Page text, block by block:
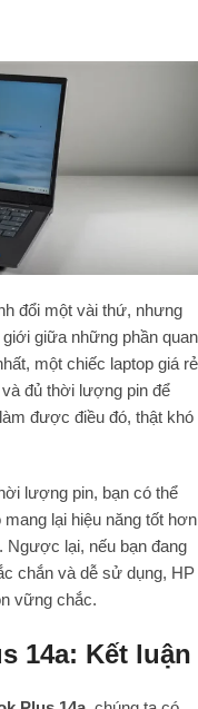
đổi một vài thứ, nhưng
giữa những phần quan
một chiếc laptop giá rẻ
đủ thời lượng pin để
được điều đó, thật khó
lượng pin, bạn có thể
lại hiệu năng tốt hơn
lại, nếu bạn đang
chắn và dễ sử dụng, HP
vững chắc.
14a: Kết luận